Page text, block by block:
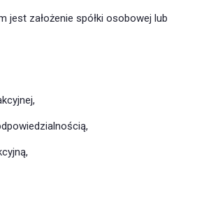
jest założenie spółki osobowej lub